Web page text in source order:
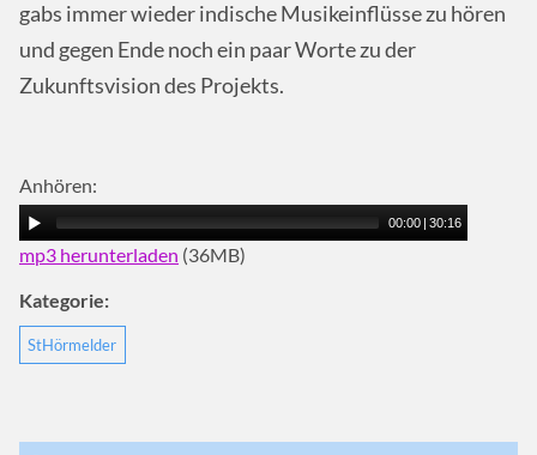
gabs immer wieder indische Musikeinflüsse zu hören
und gegen Ende noch ein paar Worte zu der
Zukunftsvision des Projekts.
Anhören:
00:00 30:16
mp3 herunterladen (36MB)
Kategorie:
StHörmelder